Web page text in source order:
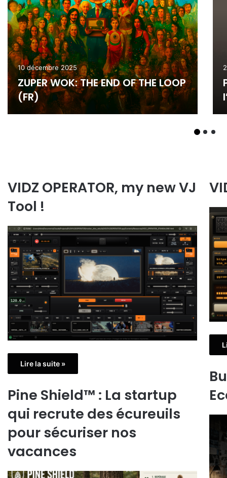
10 décembre 2025
ZUPER WOK: THE END OF THE LOOP
(FR)
VIDZ OPERATOR, my new VJ
Tool !
Lire la suite »
Pine Shield™ : La startup
qui recrute des écureuils
pour sécuriser nos
vacances